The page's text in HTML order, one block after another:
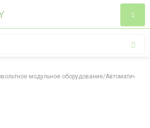
модульное оборудование/